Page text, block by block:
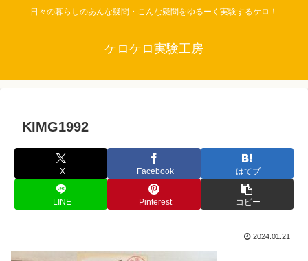
日々の暮らしのあんな疑問・こんな疑問をゆるーく実験するケロ！
ケロケロ実験工房
KIMG1992
X Facebook はてブ
LINE Pinterest コピー
2024.01.21